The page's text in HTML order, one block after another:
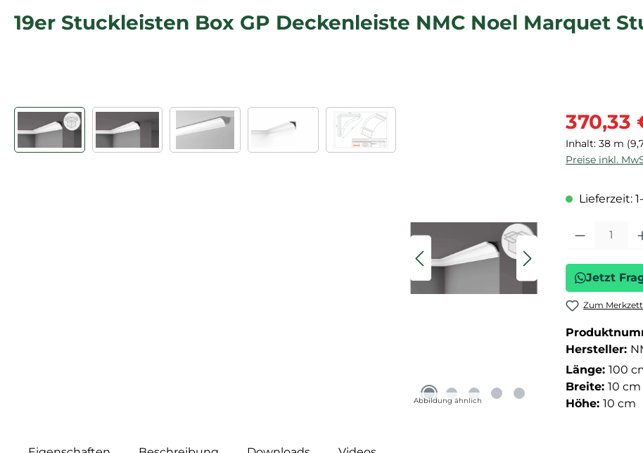
19er Stuckleisten Box GP Deckenleiste NMC Noel Marquet
Bildergalerie überspringen
Abbildung ähnlich
Verkaufspreis:
370,33
Inhalt: 38 m
Preise inkl.
Lieferzeit:
Produkt
Jetzt
Zum
Hersteller:
Länge: 100
Breite: 10 cm
Höhe: 10 cm